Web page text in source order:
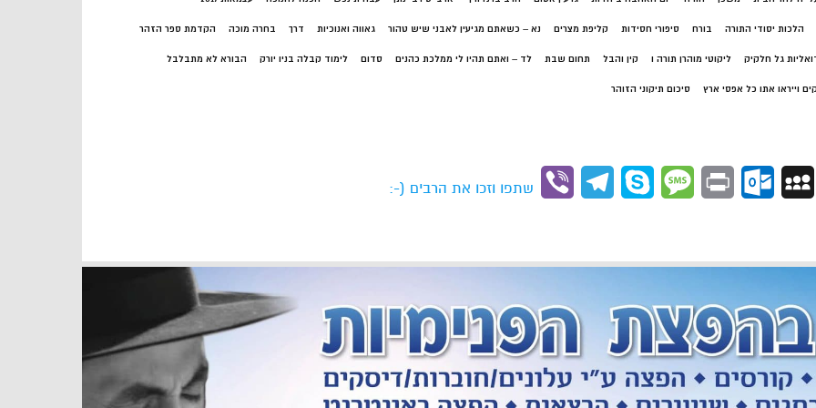
הלכות יסודי התורה בורח סיפורי חסידות קליפת מצרים נא – כשאתם מגיעין לאבני שיש טהור גאווה ואנוכיות דרך בחרה מוכה הקדמת ספר הזהר
גל חלקיק ליקוטי מוהרן תורה ו קין והבל תחום שבת לד – ואתם תהיו לי ממלכת כהנים סדום לימוד קבלה בניו יורק הבורא לא מתבלבל
וייראו אתו כל אפסי ארץ סיכום תיקוני הזוהר
Gmail
MySpace
Outlook.com
Print
Message
Skype
Telegram
Viber
שתפו וזכו את הרבים (-: